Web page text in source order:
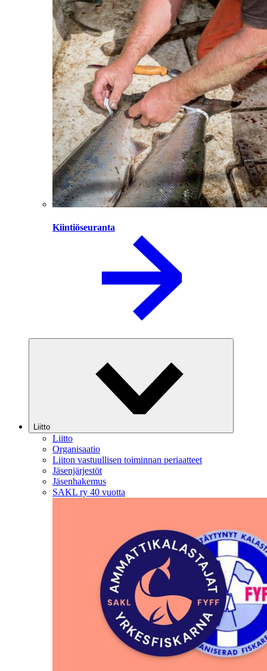
Kiintiöseuranta
Liitto
Liitto
Organisaatio
Liiton vastuullisen toiminnan periaatteet
Jäsenjärjestöt
Jäsenhakemus
SAKL ry 40 vuotta